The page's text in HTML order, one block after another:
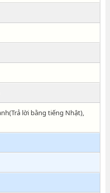
lời bằng tiếng Nhật),